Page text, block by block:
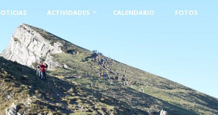
ACTIVIDADES CALENDARIO FOTOS